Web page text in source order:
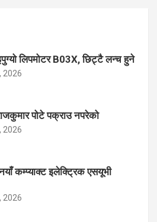
लिपमोटर B03X, छिट्टै लन्च हुने
2026
पोटे पक्राउ नपरेको
2026
कम्प्याक्ट इलेक्ट्रिक एसयूभी
2026